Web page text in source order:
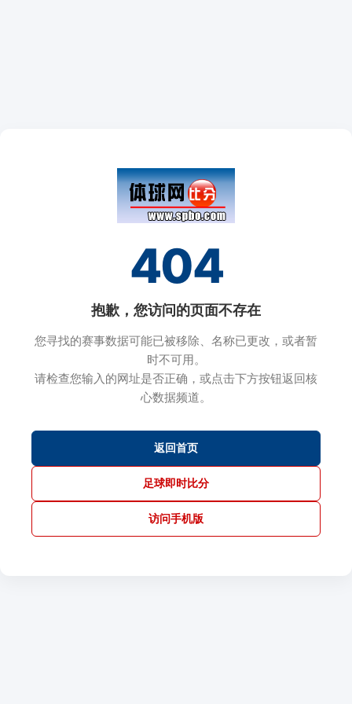
404
抱歉，您访问的页面不存在
您寻找的赛事数据可能已被移除、名称已更改，或者暂
时不可用。
请检查您输入的网址是否正确，或点击下方按钮返回核
心数据频道。
返回首页
足球即时比分
访问手机版